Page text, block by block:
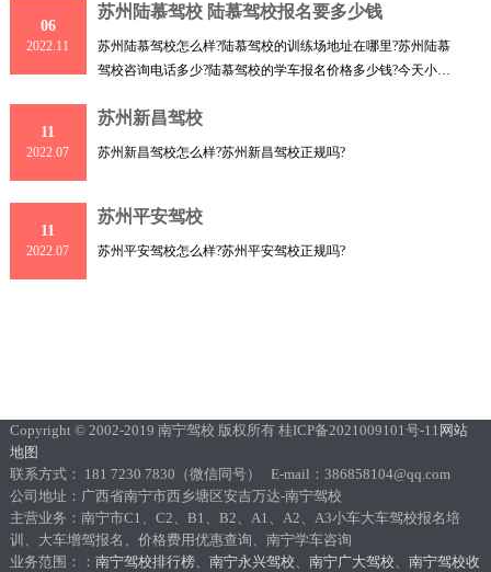
06
2022.11
苏州陆慕驾校 陆慕驾校报名要多少钱
苏州陆慕驾校怎么样?陆慕驾校的训练场地址在哪里?苏州陆慕
驾校咨询电话多少?陆慕驾校的学车报名价格多少钱?今天小编
11
2022.07
苏州新昌驾校
苏州新昌驾校怎么样?苏州新昌驾校正规吗?
11
2022.07
苏州平安驾校
苏州平安驾校怎么样?苏州平安驾校正规吗?
Copyright © 2002-2019 南宁驾校 版权所有 桂ICP备2021009101号-11 网站
地图
联系方式： 181 7230 7830（微信同号） E-mail：386858104@qq.com
公司地址：广西省南宁市西乡塘区安吉万达-南宁驾校
主营业务：南宁市C1、C2、B1、B2、A1、A2、A3小车大车驾校报名培
训、大车增驾报名、价格费用优惠查询、南宁学车咨询
业务范围：： 南宁驾校排行榜、 南宁永兴驾校 南宁广大驾校 南宁驾校收